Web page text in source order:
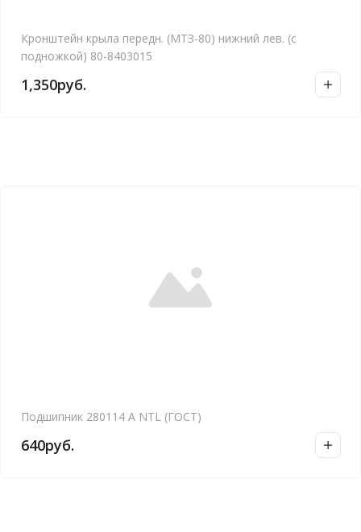
Кронштейн крыла передн. (МТЗ-80) нижний лев. (с
подножкой) 80-8403015
1,350руб.
Подшипник 280114 А NTL (ГОСТ)
640руб.